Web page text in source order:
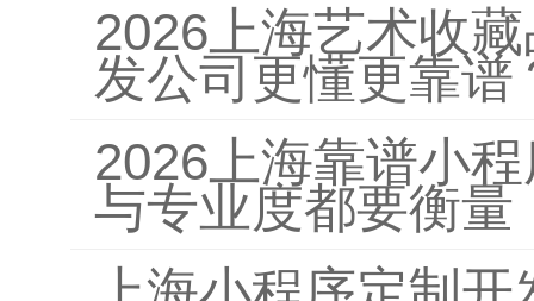
2026上海艺术收
发公司更懂更靠谱
2026上海靠谱小
与专业度都要衡量